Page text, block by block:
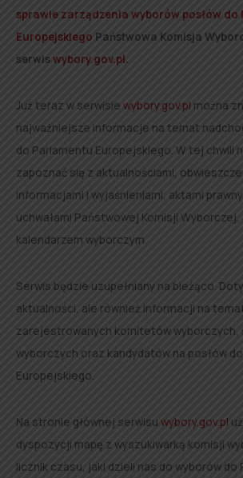
sprawie zarządzenia wyborów posłów do
Europejskiego Państwowa Komisja
serwiswybory.gov.pl.
Już teraz w serwisie wybory.gov.pl można
najważniejsze informacje na temat
do Parlamentu Europejskiego. W tej chwili
zapoznać się z aktualnościami,
informacjami i wyjaśnieniami, aktami
uchwałami Państwowej Komisji Wyborczej,
kalendarzem wyborczym.
Serwis będzie uzupełniany na bieżąco.
aktualności, ale również informacji na
zarejestrowanych komitetów wyborczych,
wyborczych oraz kandydatów na posłów
Europejskiego.
Na stronie głównej serwisu wybory.gov.pl
dyspozycji mapę z wyszukiwarką komisji
licznik czasu, jaki dzieli nas do wyborów do